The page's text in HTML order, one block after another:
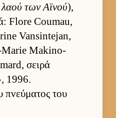
των Αϊνού),
Flore Coumau,
Vansintejan,
Marie Makino-
σειρά
1996.
πνεύματος του